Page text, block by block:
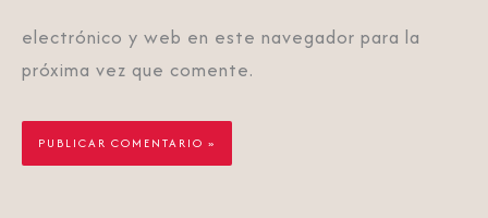
electrónico y web en este navegador para la
próxima vez que comente.